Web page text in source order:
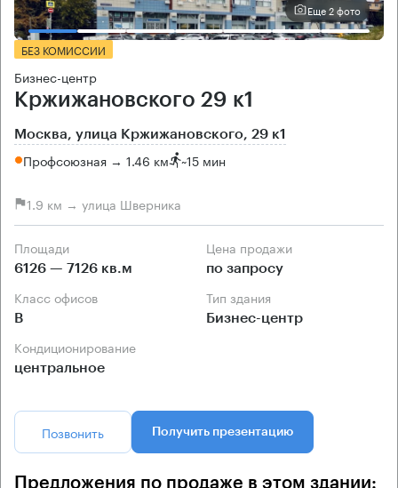
Еще 2 фото
БЕЗ КОМИССИИ
Бизнес-центр
Кржижановского 29 к1
Москва, улица Кржижановского, 29 к1
Профсоюзная → 1.46 км ~15 мин
1.9 км → улица Шверника
Площади
6126 — 7126 кв.м
Цена продажи
по запросу
Класс офисов
B
Тип здания
Бизнес-центр
Кондиционирование
центральное
Позвонить Получить презентацию
Предложения по продаже в этом здании: